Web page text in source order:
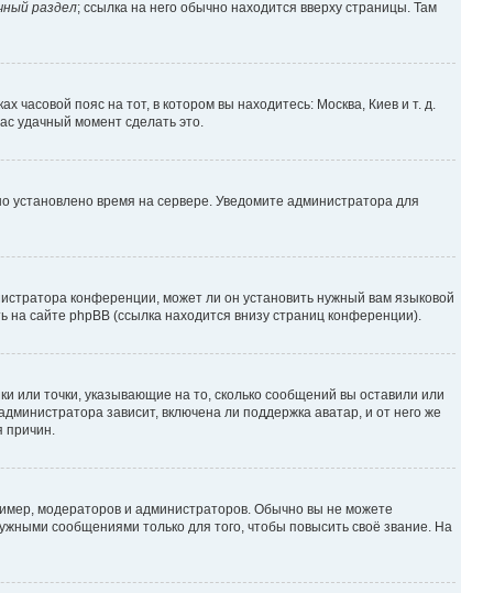
раздел; ссылка на него обычно находится вверху страницы. Там
часовой пояс на тот, в котором вы находитесь: Москва, Киев и т. д.
удачный момент сделать это.
установлено время на сервере. Уведомите администратора для
конференции, может ли он установить нужный вам языковой
сайте phpBB (ссылка находится внизу страниц конференции).
или точки, указывающие на то, сколько сообщений вы оставили или
зависит, включена ли поддержка аватар, и от него же
причин.
модераторов и администраторов. Обычно вы не можете
сообщениями только для того, чтобы повысить своё звание. На